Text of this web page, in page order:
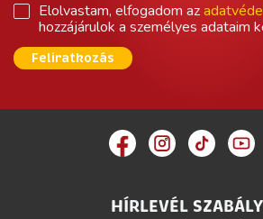
Elolvastam, elfogadom az
hozzájárulok a személyes adataim
Feliratkozás
HÍRLEVÉL